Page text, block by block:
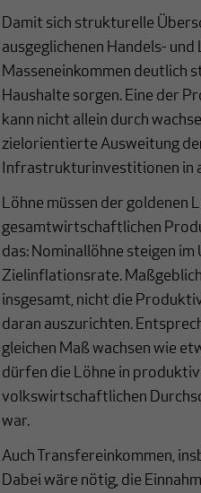
Damit sich strukturelle
ausgeglichenen Handels-
Masseneinkommen deutlich
Haushalte sorgen. Eine der
kann nicht allein durch
zielorientierte Ausweitung
Infrastrukturinvestitionen in
Löhne müssen der goldenen
gesamtwirtschaftlichen
das: Nominallöhne steigen
Zielinflationsrate.
insgesamt, nicht die
daran auszurichten.
gleichen Maß wachsen wie
dürfen die Löhne in
volkswirtschaftlichen
war.
Auch Transfereinkommen,
Dabei wäre nötig, die